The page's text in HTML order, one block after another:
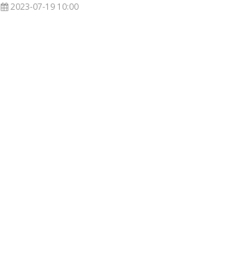
2023-07-19 10:00